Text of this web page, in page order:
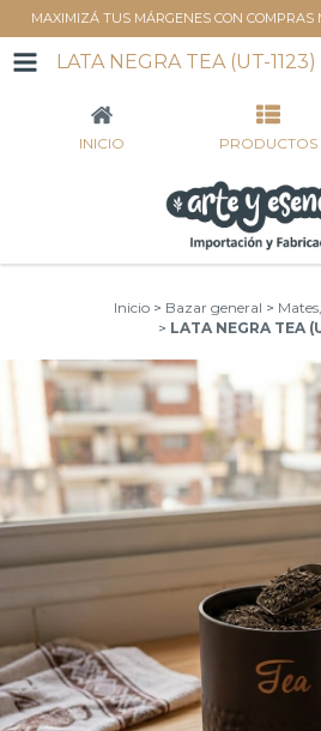
MAXIMIZÁ TUS MÁRGENES CON COMPRAS
LATA NEGRA TEA (UT-1123)
INICIO PRODUCTOS
Inicio > Bazar general >
> LATA NEGRA TEA